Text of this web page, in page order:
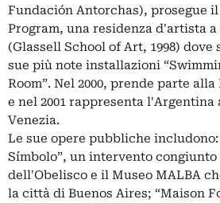
Fundación Antorchas), prosegue
Program, una residenza d'artista a
(Glassell School of Art, 1998)
sue più note installazioni
Room”. Nel 2000, prende parte
e nel 2001 rappresenta l'Argentina
Venezia.
Le sue opere pubbliche
Símbolo”, un intervento
dell'Obelisco e il Museo MALBA
la città di Buenos Aires; “Maison